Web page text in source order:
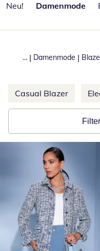
Neu!
Damenmode
... | Damenmode |
Weitere Kategorien
Casual Blazer